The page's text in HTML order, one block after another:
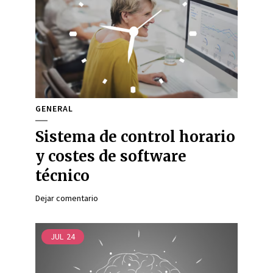
GENERAL
Sistema de control horario
y costes de software
técnico
Dejar comentario
JUL 24